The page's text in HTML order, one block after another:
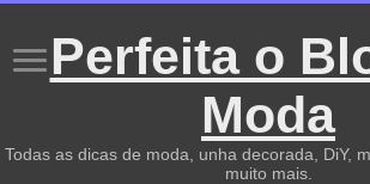
Perfeita o
Moda
Todas as dicas de moda, unha decorada, DiY,
muito mais.